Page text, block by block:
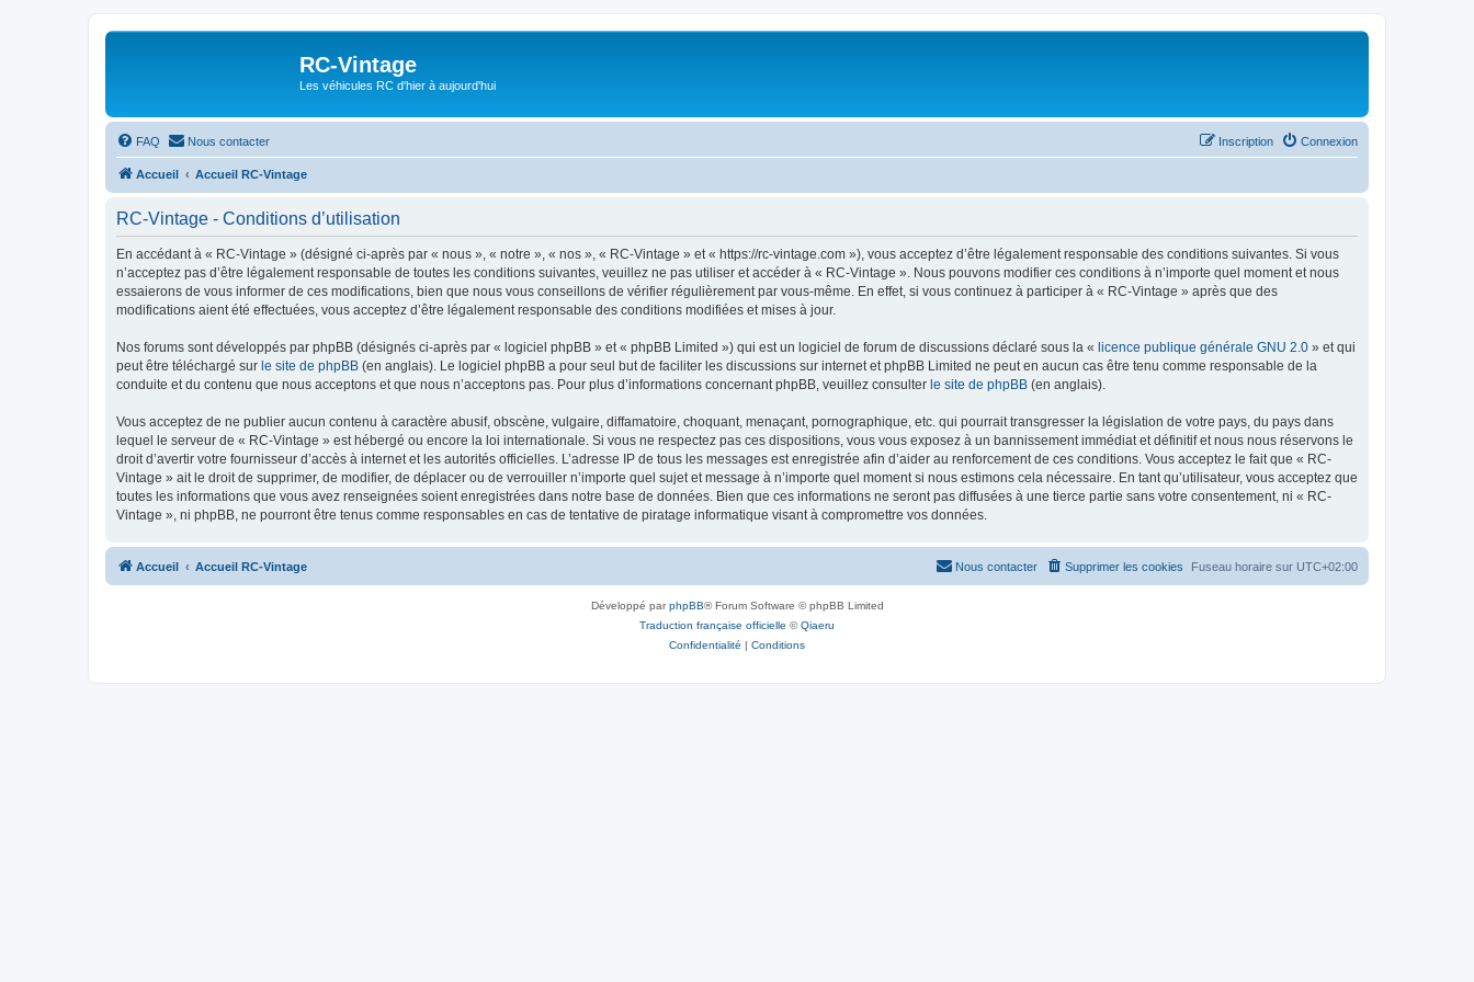
RC-Vintage
Les véhicules RC d'hier à aujourd'hui
FAQ Nous contacter Connexion
Inscription
Accueil Accueil RC-Vintage
RC-Vintage - Conditions d’utilisation
En accédant à « RC-Vintage » (désigné ci-après par « nous », « notre », « nos », « RC-Vintage » et « https://rc-vintage.com »), vous acceptez d’être légalement responsable des conditions suivantes. Si vous
n’acceptez pas d’être légalement responsable de toutes les conditions suivantes, veuillez ne pas utiliser et accéder à « RC-Vintage ». Nous pouvons modifier ces conditions à n’importe quel moment et nous
essaierons de vous informer de ces modifications, bien que nous vous conseillons de vérifier régulièrement par vous-même. En effet, si vous continuez à participer à « RC-Vintage » après que des
modifications aient été effectuées, vous acceptez d’être légalement responsable des conditions modifiées et mises à jour.
Nos forums sont développés par phpBB (désignés ci-après par « logiciel phpBB » et « phpBB Limited ») qui est un logiciel de forum de discussions déclaré sous la « licence publique générale GNU 2.0 » et qui
peut être téléchargé sur le site de phpBB (en anglais). Le logiciel phpBB a pour seul but de faciliter les discussions sur internet et phpBB Limited ne peut en aucun cas être tenu comme responsable de la
conduite et du contenu que nous acceptons et que nous n’acceptons pas. Pour plus d’informations concernant phpBB, veuillez consulter le site de phpBB (en anglais).
Vous acceptez de ne publier aucun contenu à caractère abusif, obscène, vulgaire, diffamatoire, choquant, menaçant, pornographique, etc. qui pourrait transgresser la législation de votre pays, du pays dans
lequel le serveur de « RC-Vintage » est hébergé ou encore la loi internationale. Si vous ne respectez pas ces dispositions, vous vous exposez à un bannissement immédiat et définitif et nous nous réservons le
droit d’avertir votre fournisseur d’accès à internet et les autorités officielles. L’adresse IP de tous les messages est enregistrée afin d’aider au renforcement de ces conditions. Vous acceptez le fait que « RC-
Vintage » ait le droit de supprimer, de modifier, de déplacer ou de verrouiller n’importe quel sujet et message à n’importe quel moment si nous estimons cela nécessaire. En tant qu’utilisateur, vous acceptez que
toutes les informations que vous avez renseignées soient enregistrées dans notre base de données. Bien que ces informations ne seront pas diffusées à une tierce partie sans votre consentement, ni « RC-
Vintage », ni phpBB, ne pourront être tenus comme responsables en cas de tentative de piratage informatique visant à compromettre vos données.
Accueil Accueil RC-Vintage Fuseau horaire sur UTC+02:00
Supprimer les cookies
Nous contacter
Développé parphpBB® Forum Software © phpBB Limited
Traduction française officielle ©Qiaeru
Confidentialité | Conditions